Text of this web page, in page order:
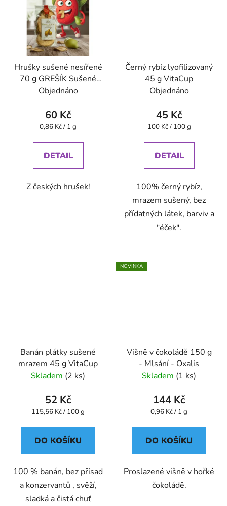
Hrušky sušené nesířené
70 g GREŠÍK Sušené
ovoce
Objednáno
60 Kč
Měrná
0,86 Kč / 1 g
DETAIL
Z českých hrušek!
Černý rybíz lyofilizovaný
45 g VitaCup
Objednáno
45 Kč
Měrná
100 Kč / 100 g
DETAIL
100% černý rybíz,
mrazem sušený, bez
přídatných látek, barviv a
"éček".
Banán plátky sušené
mrazem 45 g VitaCup
Skladem (2 ks)
52 Kč
Měrná
115,56 Kč / 100 g
DO KOŠÍKU
100 % banán, bez přísad
a konzervantů , svěží,
sladká a čistá chuť
NOVINKA
Višně v čokoládě 150 g
- Mlsání - Oxalis
Skladem (1 ks)
144 Kč
Měrná
0,96 Kč / 1 g
DO KOŠÍKU
Proslazené višně v hořké
čokoládě.